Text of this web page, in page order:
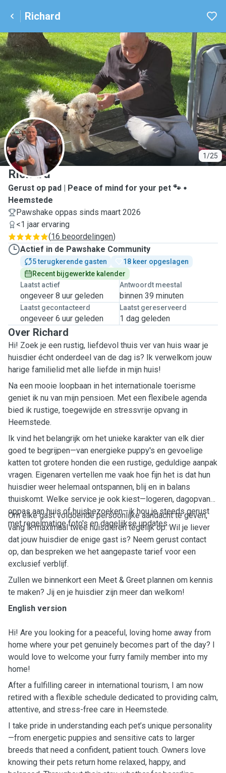
Richard
1/25
R
Richard
Gerust op pad | Peace of mind for your pet 🐾
Heemstede
Pawshake oppas sinds maart 2026
<1 jaar ervaring
(16 beoordelingen)
Actief in de Pawshake Community
5 terugkerende gasten
18 keer opgeslagen
Recent bijgewerkte kalender
Laatst actief
ongeveer 8 uur geleden
Antwoordt meestal
binnen 39 minuten
Laatst gecontacteerd
ongeveer 6 uur geleden
Laatst gereserveerd
1 dag geleden
Over Richard
Hi! Zoek je een rustig, liefdevol thuis ver van huis waar je
huisdier écht onderdeel van de dag is? Ik verwelkom jouw
harige familielid met alle liefde in mijn huis!
Na een mooie loopbaan in het internationale toerisme
geniet ik nu van mijn pensioen. Met een flexibele agenda
bied ik rustige, toegewijde en stressvrije opvang in
Heemstede.
Ik vind het belangrijk om het unieke karakter van elk dier
goed te begrijpen—van energieke puppy's en gevoelige
katten tot grotere honden die een rustige, geduldige aanpak
vragen. Eigenaren vertellen me vaak hoe fijn het is dat hun
huisdier weer helemaal ontspannen, blij en in balans
thuiskomt. Welke service je ook kiest—logeren, dagopvang,
oppas aan huis of huisbezoeken—ik hou je steeds gerust
met regelmatige foto's en dagelijkse updates.
Om elke gast voldoende persoonlijke aandacht te geven,
vang ik maximaal twee huisdieren tegelijk op. Wil je liever
dat jouw huisdier de enige gast is? Neem gerust contact
op, dan bespreken we het aangepaste tarief voor een
exclusief verblijf.
Zullen we binnenkort een Meet & Greet plannen om kennis
te maken? Jij en je huisdier zijn meer dan welkom!
English version
Hi! Are you looking for a peaceful, loving home away from
home where your pet genuinely becomes part of the day? I
would love to welcome your furry family member into my
home!
After a fulfilling career in international tourism, I am now
retired with a flexible schedule dedicated to providing calm,
attentive, and stress-free care in Heemstede.
I take pride in understanding each pet’s unique personality
—from energetic puppies and sensitive cats to larger
breeds that need a confident, patient touch. Owners love
knowing their pets return home relaxed, happy, and